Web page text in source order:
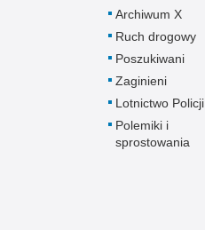
Archiwum X
Ruch drogowy
Poszukiwani
Zaginieni
Lotnictwo Policji
Polemiki i
sprostowania